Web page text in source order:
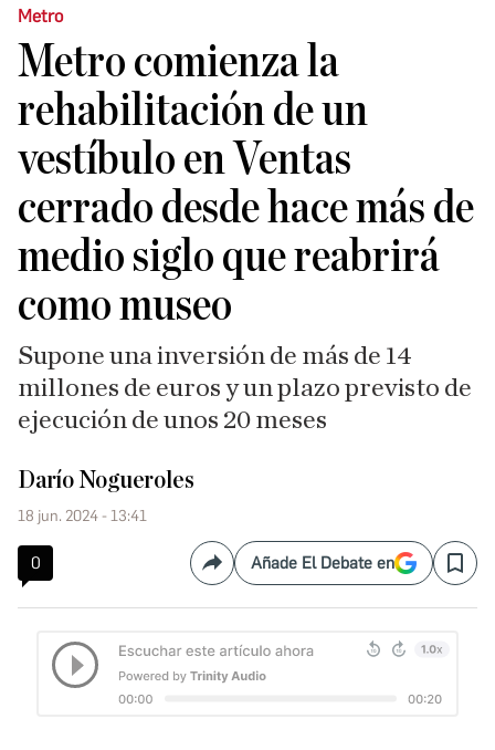
Metro
Metro comienza la
rehabilitación de un
vestíbulo en Ventas
cerrado desde hace más de
medio siglo que reabrirá
como museo
Supone una inversión de más de 14
millones de euros y un plazo previsto de
ejecución de unos 20 meses
Darío Nogueroles
18 jun. 2024 - 13:41
0 CompartirAñade El Debate en Save